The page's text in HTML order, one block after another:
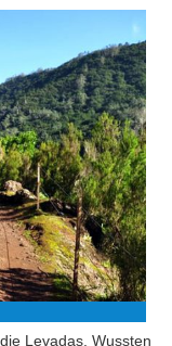
Levadas. Wussten